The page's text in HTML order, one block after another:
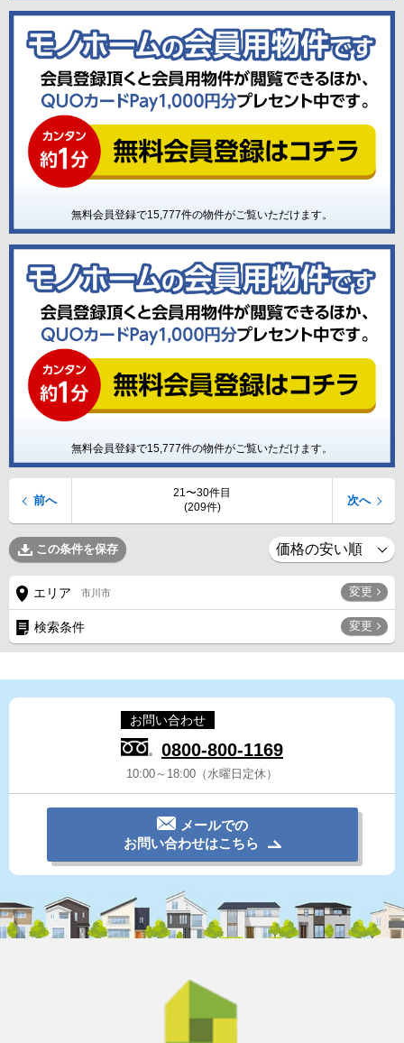
無料会員登録で15,777件の物件がご覧いただけます。
無料会員登録で15,777件の物件がご覧いただけます。
21〜30件目
(209件)
前へ 次へ
この条件を保存
エリア 市川市 変更
検索条件 変更
お問い合わせ
0800-800-1169
10:00～18:00（水曜日定休）
メールでの
お問い合わせはこちら